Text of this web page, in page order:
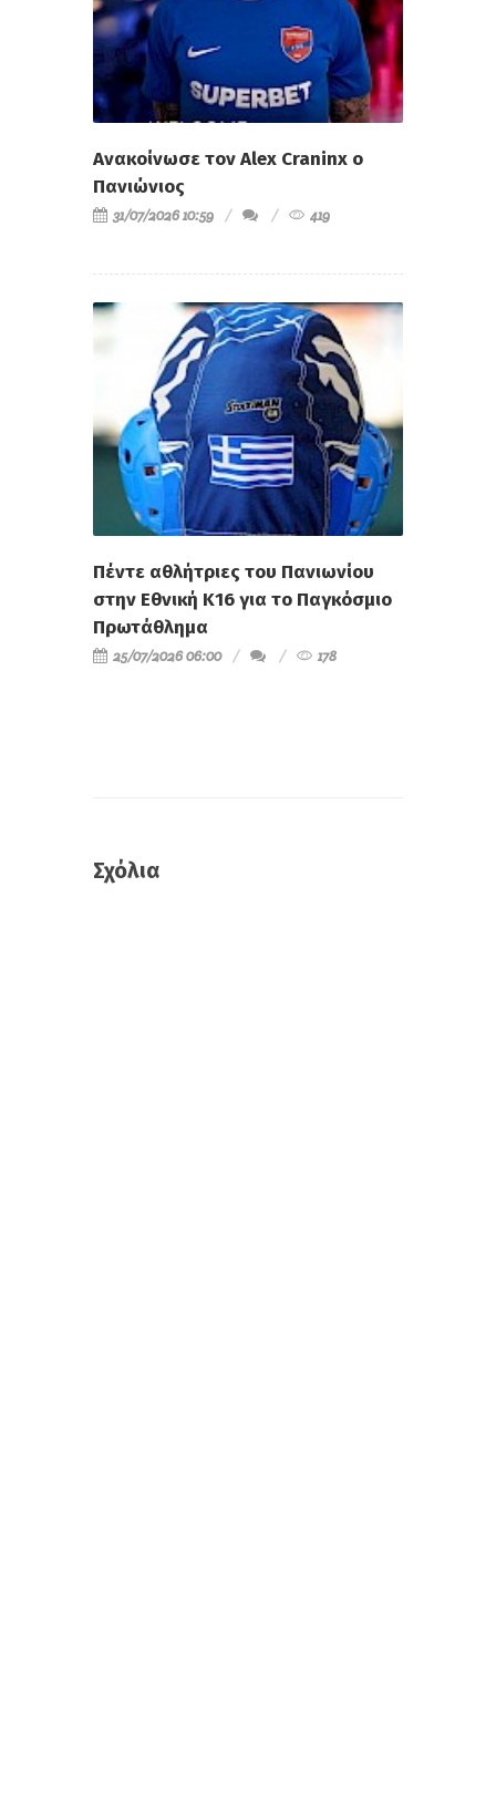
Ανακοίνωσε τον Alex Craninx ο
Πανιώνιος
31/07/2026 10:59 419
Πέντε αθλήτριες του Πανιωνίου
στην Εθνική Κ16 για το Παγκόσμιο
Πρωτάθλημα
25/07/2026 06:00 178
Σχόλια